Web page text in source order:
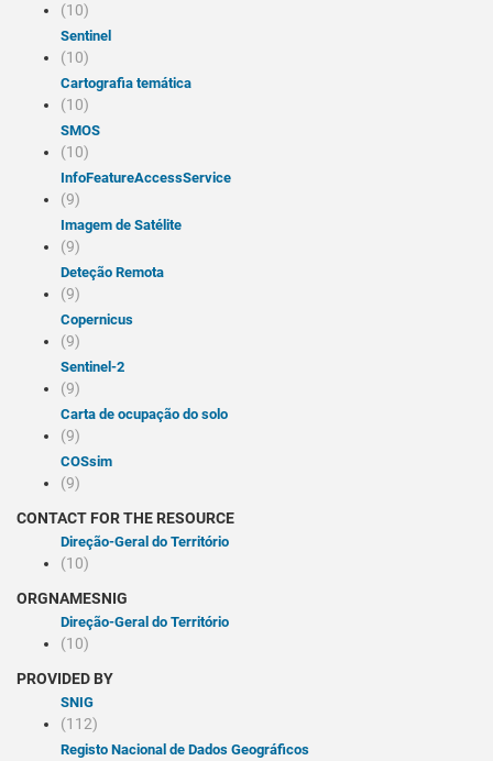
(10)
Sentinel
(10)
Cartografia temática
(10)
SMOS
(10)
infoFeatureAccessService
(9)
Imagem de Satélite
(9)
Deteção Remota
(9)
Copernicus
(9)
Sentinel-2
(9)
Carta de ocupação do solo
(9)
COSsim
(9)
CONTACT FOR THE RESOURCE
Direção-Geral do Território
(10)
ORGNAMESNIG
Direção-Geral do Território
(10)
PROVIDED BY
SNIG
(112)
Registo Nacional de Dados Geográficos